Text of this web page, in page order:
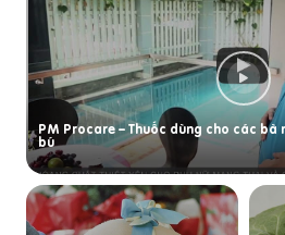
PM Procare – Thuốc dùng cho các
bú